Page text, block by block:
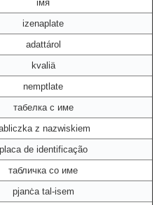
імя
izenaplate
adattárol
kvaliä
nemptlate
табелка с име
z nazwiskiem
placa de identificação
табличка со име
pjanċa tal-isem